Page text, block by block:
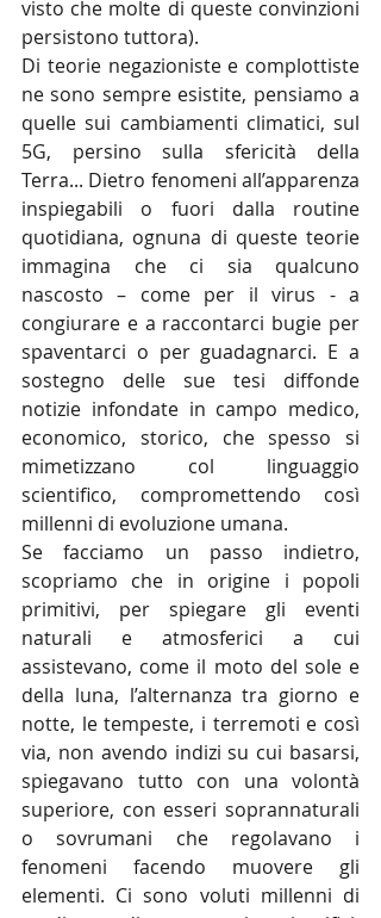
visto che molte di queste convinzioni
persistono tuttora).
Di teorie negazioniste e complottiste
ne sono sempre esistite, pensiamo a
quelle sui cambiamenti climatici, sul
5G, persino sulla sfericità della
Terra... Dietro fenomeni all’apparenza
inspiegabili o fuori dalla routine
quotidiana, ognuna di queste teorie
immagina che ci sia qualcuno
nascosto – come per il virus - a
congiurare e a raccontarci bugie per
spaventarci o per guadagnarci. E a
sostegno delle sue tesi diffonde
notizie infondate in campo medico,
economico, storico, che spesso si
mimetizzano col linguaggio
scientifico, compromettendo così
millenni di evoluzione umana.
Se facciamo un passo indietro,
scopriamo che in origine i popoli
primitivi, per spiegare gli eventi
naturali e atmosferici a cui
assistevano, come il moto del sole e
della luna, l’alternanza tra giorno e
notte, le tempeste, i terremoti e così
via, non avendo indizi su cui basarsi,
spiegavano tutto con una volontà
superiore, con esseri soprannaturali
o sovrumani che regolavano i
fenomeni facendo muovere gli
elementi. Ci sono voluti millenni di